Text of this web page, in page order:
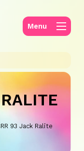
Menu
93 Jack Ralite